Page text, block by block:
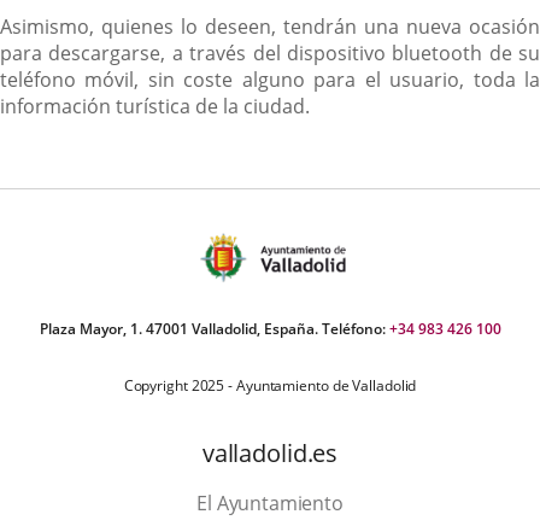
Asimismo, quienes lo deseen, tendrán una nueva ocasión
para descargarse, a través del dispositivo bluetooth de su
teléfono móvil, sin coste alguno para el usuario, toda la
información turística de la ciudad.
Plaza Mayor, 1. 47001 Valladolid, España. Teléfono:+34 983 426 100
Copyright 2025 - Ayuntamiento de Valladolid
valladolid.es
El Ayuntamiento